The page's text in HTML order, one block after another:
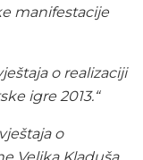
manifestacije
o realizaciji
igre 2013.“
o